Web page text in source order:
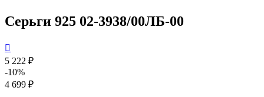
Серьги 925 02-3938/00ЛБ-00

5 222 ₽
-10%
4 699 ₽